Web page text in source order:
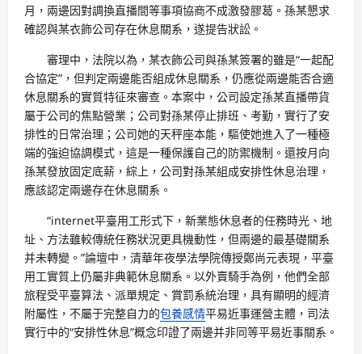
月，兩邊因對調換直播間等事項協商不成激發膠葛。孫某懇求
確認與某衣飾公司存在休息關系，遂提告狀訟。
審理中，法院以為，某衣飾公司與孫某簽署的雖是“一起配
合協定”，但判定兩邊能否組成休息關系，仍應從兩邊能否合適
休息關系的實質特征來審查。本案中，公司設定孫某直播帶貨
屬于公司的焦點營業；公司對孫某停止排班、考勤，實行了安
排性的日常治理；公司她的天秤座本能，驅使她進入了一種極
端的強迫協調模式，這是一種保護自己的防禦機制。還按月向
孫某發放固定底薪，綜上，公司對孫某組成安排性休息治理，
應該認定兩邊存在休息關系。
“internet平臺用工形式下，新業態休息者的任務時光、地
址、方法雖較傳統任務狀況更具機動性，但兩邊的最基礎關系
并未轉變。”論壇中，清華年夜學法學院傳授鄭尚元表現，平臺
用工實質上仍屬非典範休息關系。以外賣騎手為例，他們全部
旅程受平臺算法、派單規定、賞罰系統治理，具有顯明的經濟
附屬性，不屬于完整自力的包養感情平易近事運營主體，司法
實行中的“安排性休息”概念印證了兩邊并非同等平易近事關系。